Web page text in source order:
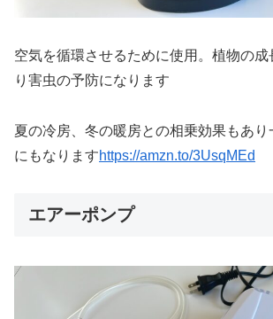
空気を循環させるために使用。植物の成
り害虫の予防になります
夏の冷房、冬の暖房との相乗効果もあり
にもなりますhttps://amzn.to/3UsqMEd
エアーポンプ